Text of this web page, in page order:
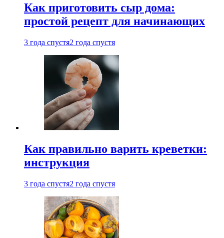
Как приготовить сыр дома:
простой рецепт для начинающих
3 года спустя2 года спустя
Как правильно варить креветки:
инструкция
3 года спустя2 года спустя